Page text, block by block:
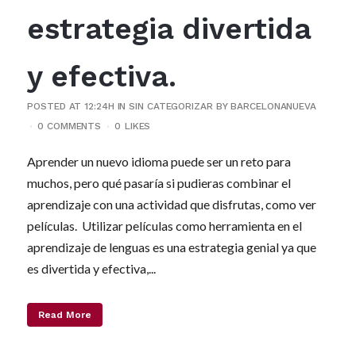
estrategia divertida
y efectiva.
POSTED AT 12:24H INSIN CATEGORIZAR BYBARCELONANUEVA
0 COMMENTS
0 LIKES
Aprender un nuevo idioma puede ser un reto para
muchos, pero qué pasaría si pudieras combinar el
aprendizaje con una actividad que disfrutas, como ver
películas. Utilizar películas como herramienta en el
aprendizaje de lenguas es una estrategia genial ya que
es divertida y efectiva,...
Read More